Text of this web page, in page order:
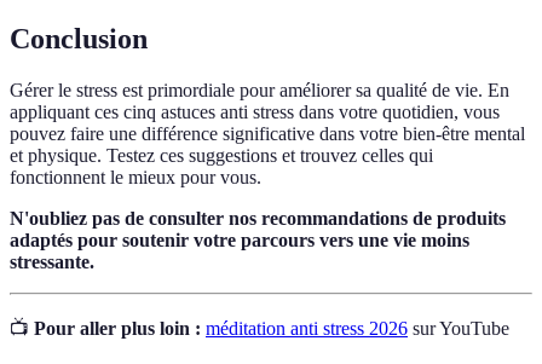
Conclusion
Gérer le stress est primordiale pour améliorer sa qualité de vie. En
appliquant ces cinq astuces anti stress dans votre quotidien, vous
pouvez faire une différence significative dans votre bien-être mental
et physique. Testez ces suggestions et trouvez celles qui
fonctionnent le mieux pour vous.
N'oubliez pas de consulter nos recommandations de produits
adaptés pour soutenir votre parcours vers une vie moins
stressante.
📺 Pour aller plus loin : méditation anti stress 2026 sur YouTube